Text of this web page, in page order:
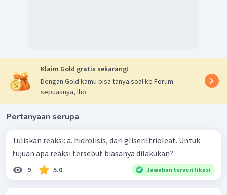
Klaim Gold gratis sekarang!
Dengan Gold kamu bisa tanya soal ke Forum
sepuasnya, lho.
Pertanyaan serupa
Tuliskan reaksi: a. hidrolisis, dari gliseriltrioleat. Untuk
tujuan apa reaksi tersebut biasanya dilakukan?
9 5.0 Jawaban terverifikasi